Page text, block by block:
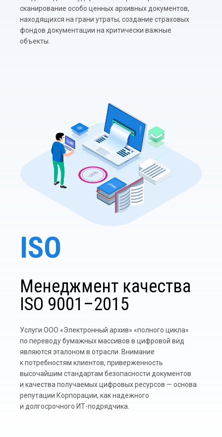
сканирование особо ценных архивных документов,
находящихся на грани утраты; создание страховых
фондов документации на критически важные
объекты.
ISO
Менеджмент качества
ISO 9001–2015
Услуги ООО «Электронный архив» «полного цикла»
по переводу бумажных массивов в цифровой вид
являются эталоном в отрасли. Внимание
к потребностям клиентов, приверженность
высочайшим стандартам безопасности документов
и качества получаемых цифровых ресурсов — основа
репутации Корпорации, как надежного
и долгосрочного ИТ-подрядчика.